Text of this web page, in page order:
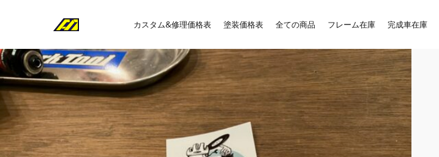
カスタム&修理価格表 塗装価格表 全ての商品 フレーム在庫 完成車在庫